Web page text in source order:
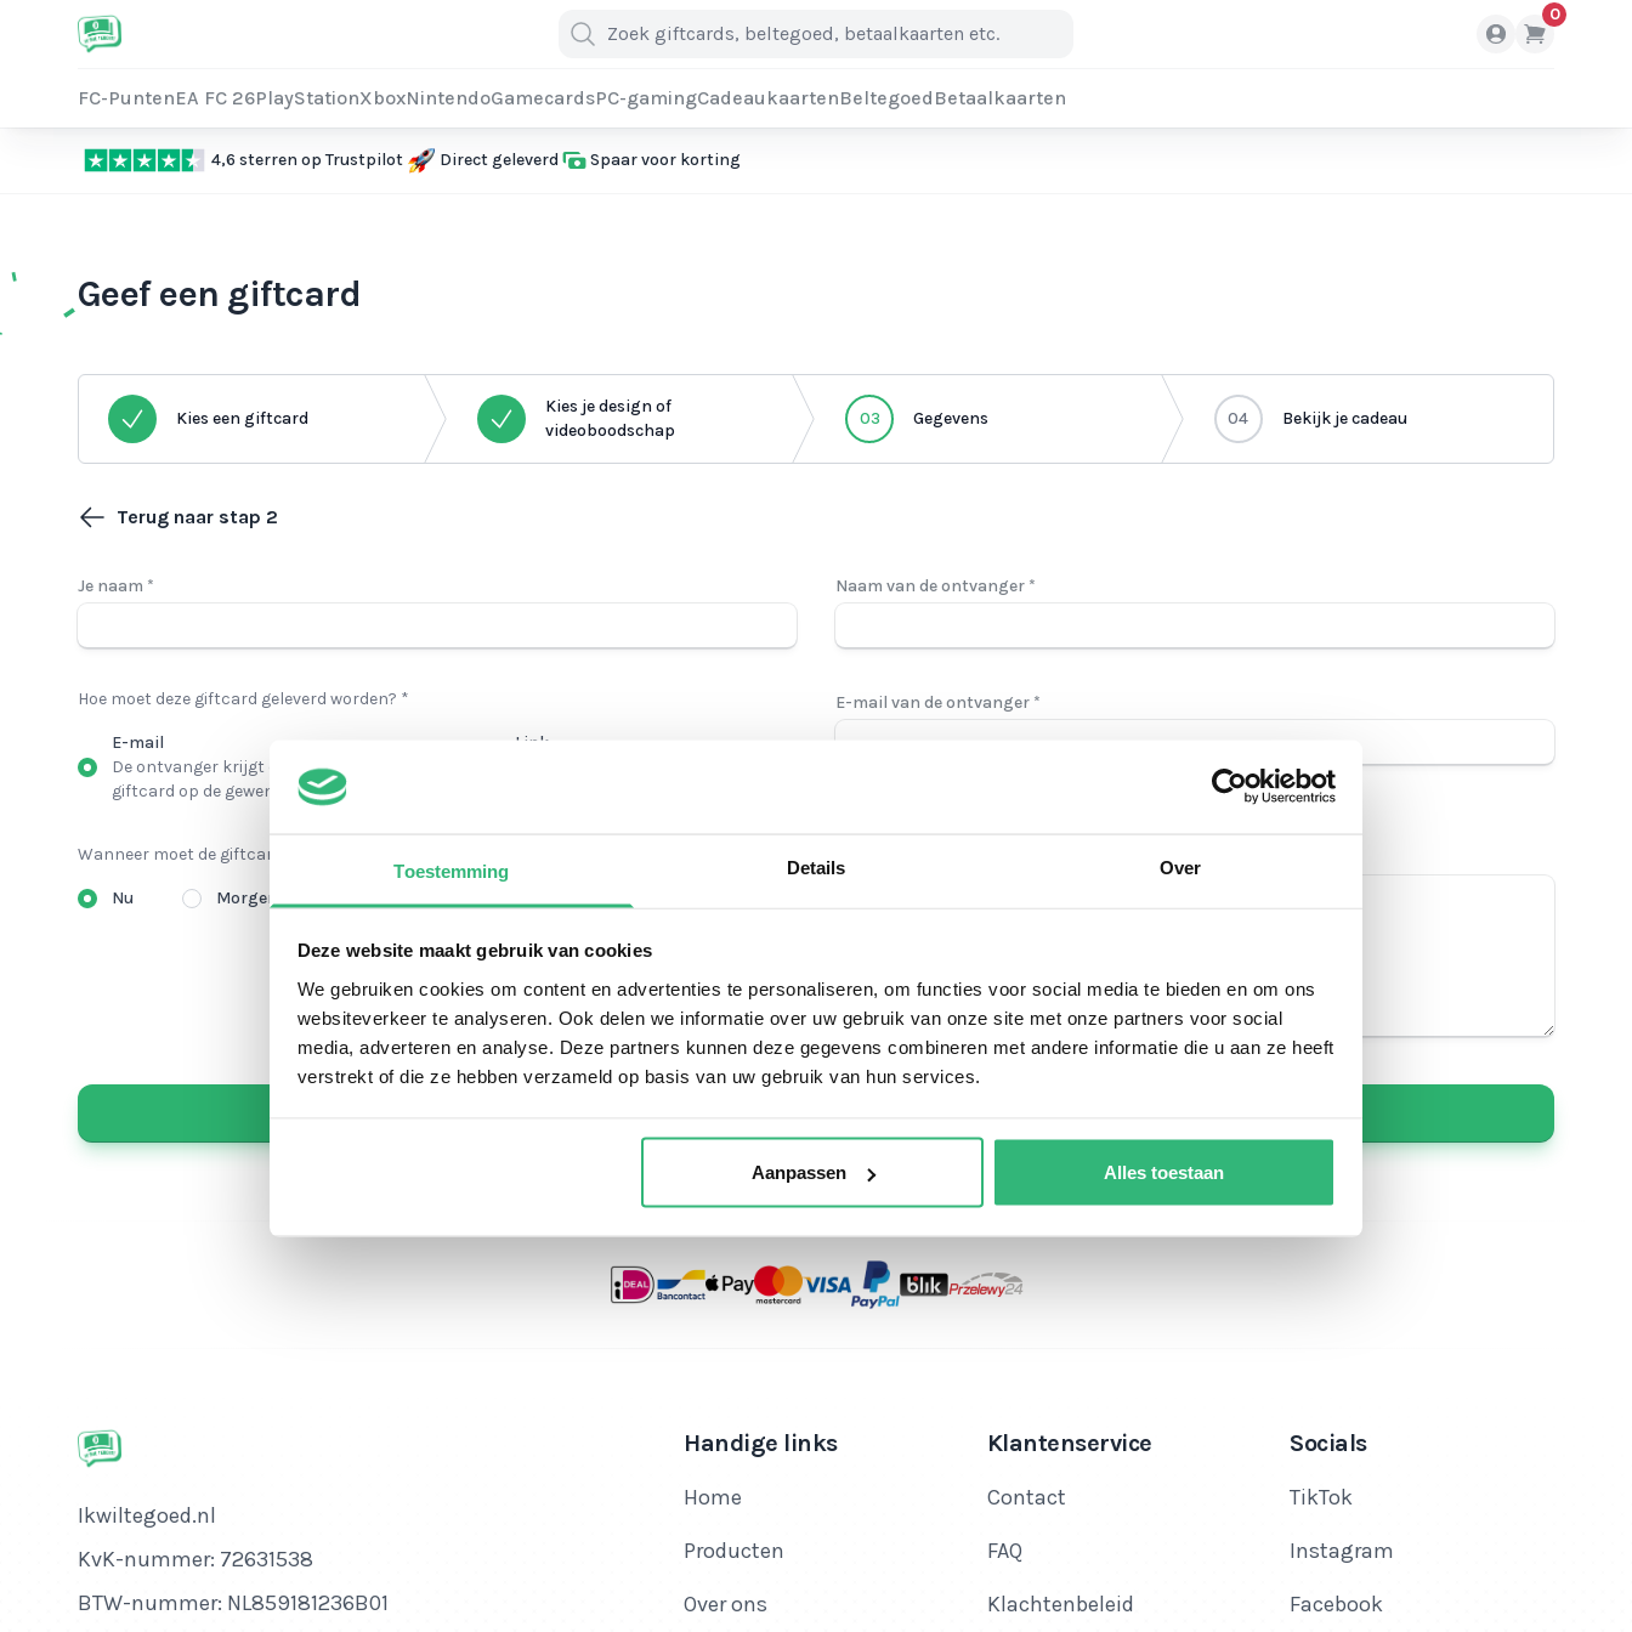
Toestemming Details Over
Deze website maakt gebruik van cookies
We gebruiken cookies om content en advertenties te personaliseren, om functies voor social media te bieden en om ons
websiteverkeer te analyseren. Ook delen we informatie over uw gebruik van onze site met onze partners voor social
media, adverteren en analyse. Deze partners kunnen deze gegevens combineren met andere informatie die u aan ze heeft
verstrekt of die ze hebben verzameld op basis van uw gebruik van hun services.
Aanpassen Alles toestaan
0
FC-PuntenEA FC 26PlayStationXboxNintendoGamecardsPC-gamingCadeaukaartenBeltegoed Betaalkaarten
4,6 sterren op Trustpilot Direct geleverd Spaar voor korting
Geef een giftcard
Kies een giftcard
Kies je design of
videoboodschap
03 Gegevens 04 Bekijk je cadeau
Terug naar stap 2
Je naam * Naam van de ontvanger *
Hoe moet deze giftcard geleverd worden? *
E-mail
De ontvanger krijgt een e-mail met zijn
giftcard op de gewenste datum en tijd
Link
E-mail van de ontvanger *
Wanneer moet de giftcard geleverd worden? *
Nu Morgen
Bedrijfsnaam
Ikwiltegoed.nl
KvK-nummer
KvK-nummer: 72631538
BTW-nummer
BTW-nummer: NL859181236B01
Handige links
Home
Producten
Over ons
Klantenservice
Contact
FAQ
Klachtenbeleid
Socials
TikTok
Instagram
Facebook